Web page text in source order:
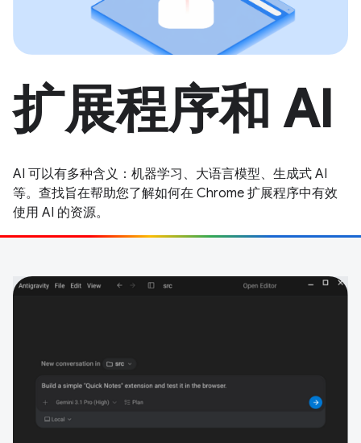
扩展程序和 AI
AI 可以有多种含义：机器学习、大语言模型、生成式 AI
等。查找旨在帮助您了解如何在 Chrome 扩展程序中有效
使用 AI 的资源。